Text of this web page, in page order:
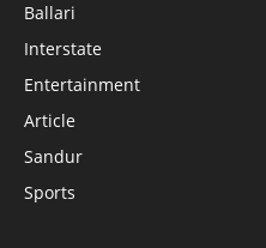
Ballari
Interstate
Entertainment
Article
Sandur
Sports